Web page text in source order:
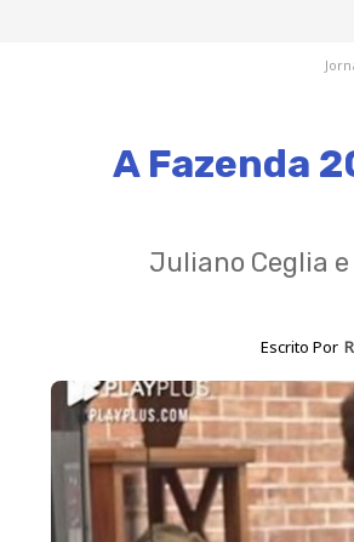
A Fazenda
Juliano Ceglia
Escrito Por